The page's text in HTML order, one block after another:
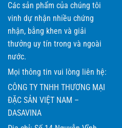
Các sản phẩm của chúng tôi
vinh dự nhận nhiều chứng
nhận, bằng khen và giải
thưởng uy tín trong và ngoài
nước.
Mọi thông tin vui lòng liên hệ:
CÔNG TY TNHH THƯƠNG MẠI
ĐẶC SẢN VIỆT NAM –
DASAVINA